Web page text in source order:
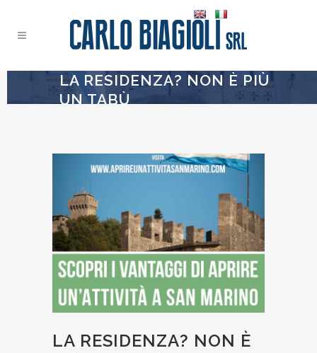
LA RESIDENZA? NON È PIÙ
UN TABÙ
LA RESIDENZA? NON È